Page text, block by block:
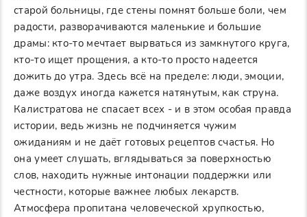
старой больницы, где стены помнят больше боли, чем
радости, разворачиваются маленькие и большие
драмы: кто-то мечтает вырваться из замкнутого круга,
кто-то ищет прощения, а кто-то просто надеется
дожить до утра. Здесь всё на пределе: люди, эмоции,
даже воздух иногда кажется натянутым, как струна.
Калистратова не спасает всех - и в этом особая правда
истории, ведь жизнь не подчиняется чужим
ожиданиям и не даёт готовых рецептов счастья. Но
она умеет слушать, вглядываться за поверхностью
слов, находить нужные интонации поддержки или
честности, которые важнее любых лекарств.
Атмосфера пропитана человеческой хрупкостью,